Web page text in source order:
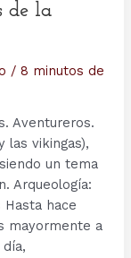
de la
/ 8 minutos de
Aventureros.
las vikingas),
un tema
Arqueología:
hace
mayormente a